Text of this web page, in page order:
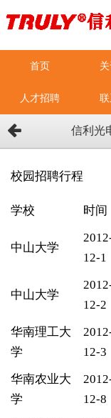
首页
人才招聘
信利光
校园招聘行程
学校 时间
中山大学
12-1
中山大学
12-2
华南理工大
学
12-3
华南农业大
学
12-8